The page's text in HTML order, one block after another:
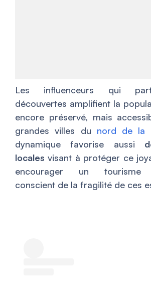
Les influenceurs qui
découvertes amplifient la
encore préservé, mais
grandes villes du nord de la
dynamique favorise aussi
locales visant à protéger ce
encourager un tourisme
conscient de la fragilité de ces